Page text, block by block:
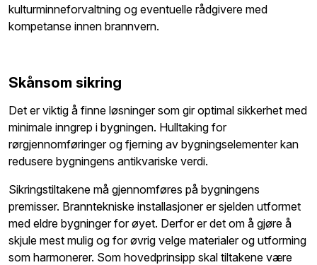
kulturminneforvaltning og eventuelle rådgivere med
kompetanse innen brannvern.
Skånsom sikring
Det er viktig å finne løsninger som gir optimal sikkerhet med
minimale inngrep i bygningen. Hulltaking for
rørgjennomføringer og fjerning av bygningselementer kan
redusere bygningens antikvariske verdi.
Sikringstiltakene må gjennomføres på bygningens
premisser. Branntekniske installasjoner er sjelden utformet
med eldre bygninger for øyet. Derfor er det om å gjøre å
skjule mest mulig og for øvrig velge materialer og utforming
som harmonerer. Som hovedprinsipp skal tiltakene være